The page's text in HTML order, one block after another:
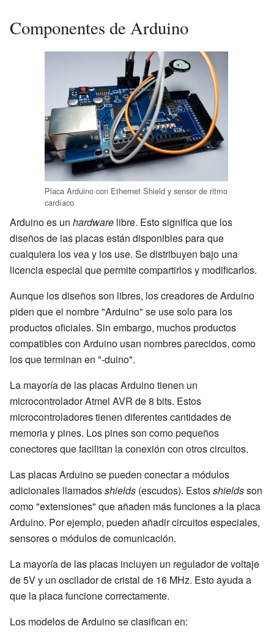
Componentes de Arduino
Placa Arduino con Ethernet Shield y sensor de ritmo
cardíaco
Arduino es un hardware libre. Esto significa que los
diseños de las placas están disponibles para que
cualquiera los vea y los use. Se distribuyen bajo una
licencia especial que permite compartirlos y modificarlos.
Aunque los diseños son libres, los creadores de Arduino
piden que el nombre "Arduino" se use solo para los
productos oficiales. Sin embargo, muchos productos
compatibles con Arduino usan nombres parecidos, como
los que terminan en "-duino".
La mayoría de las placas Arduino tienen un
microcontrolador Atmel AVR de 8 bits. Estos
microcontroladores tienen diferentes cantidades de
memoria y pines. Los pines son como pequeños
conectores que facilitan la conexión con otros circuitos.
Las placas Arduino se pueden conectar a módulos
adicionales llamadosshields (escudos). Estosshieldsson
como "extensiones" que añaden más funciones a la placa
Arduino. Por ejemplo, pueden añadir circuitos especiales,
sensores o módulos de comunicación.
La mayoría de las placas incluyen un regulador de voltaje
de 5V y un oscilador de cristal de 16 MHz. Esto ayuda a
que la placa funcione correctamente.
Los modelos de Arduino se clasifican en: